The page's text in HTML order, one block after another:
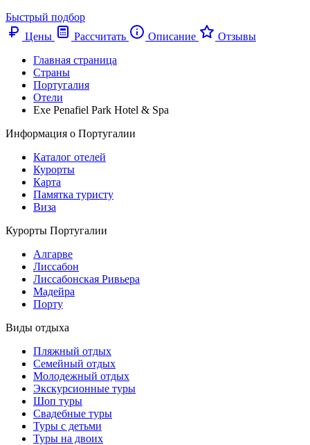
Быстрый подбор
Цены
Рассчитать Описание
Отзывы
Главная страница
Cтраны
Португалия
Отели
Exe Penafiel Park Hotel & Spa
Информация о Португалии
Каталог отелей
Курорты
Карта
Памятка туристу
Виза
Курорты Португалии
Алгарве
Лиссабон
Лиссабонская Ривьера
Мадейра
Порту
Виды отдыха
Пляжный отдых
Семейный отдых
Молодежный отдых
Экскурсионные туры
Шоп туры
Свадебные туры
Туры с детьми
Туры на двоих